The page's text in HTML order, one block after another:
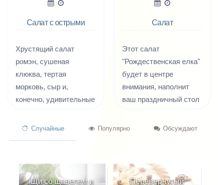
Салат с острыми
наггетсами
Хрустящий салат
ромэн, сушеная
клюква, тертая
морковь, сыр и,
конечно, удивительные
палочки в остром соусе
восхитительным.
Салат
Этот салат
"Рождественская елка"
будет в центре
внимания, наполнит
ваш праздничный стол
салат без добавления
хорош тем, что ботва у
него - яркая,
Случайные Популярно Обсуждают
Щи со щавелем и
Перевернутый